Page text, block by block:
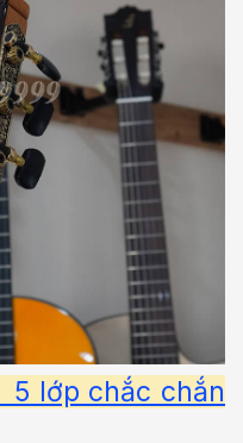
5 lớp chắc chắn